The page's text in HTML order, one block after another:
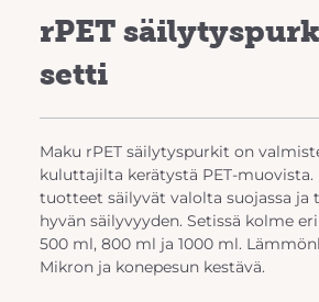
rPET
setti
Maku rPET säilytyspurkit on
kuluttajilta kerätystä PET-muovista.
tuotteet säilyvät valolta suojassa ja
hyvän säilyvyyden. Setissä kolme
500 ml, 800 ml ja 1000 ml.
Mikron ja konepesun kestävä.